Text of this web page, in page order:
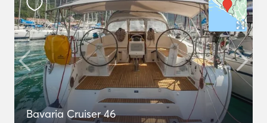
Bavaria Cruiser 46